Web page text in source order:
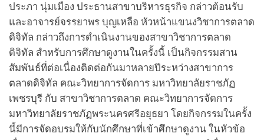
ประภา นุ่มเมือง ประธานสาขาบริหารธุรกิจ กล่าวต้อนรับ
และอาจารย์จรรยาพร บุญเหลือ หัวหน้าแขนงวิชาการตลาด
ดิจิทัล กล่าวถึงการดำเนินงานของสาขาวิชาการตลาด
ดิจิทัล สำหรับการศึกษาดูงานในครั้งนี้ เป็นกิจกรรมสาน
สัมพันธ์ที่ต่อเนื่องติดต่อกันมาหลายปีระหว่างสาขาการ
ตลาดดิจิทัล คณะวิทยาการจัดการ มหาวิทยาลัยราชภัฏ
เพชรบุรี กับ สาขาวิชาการตลาด คณะวิทยาการจัดการ
มหาวิทยาลัยราชภัฏพระนครศรีอยุธยา โดยกิจกรรมในครั้ง
นี้มีการจัดอบรมให้กับนักศึกษาที่เข้าศึกษาดูงาน ในหัวข้อ